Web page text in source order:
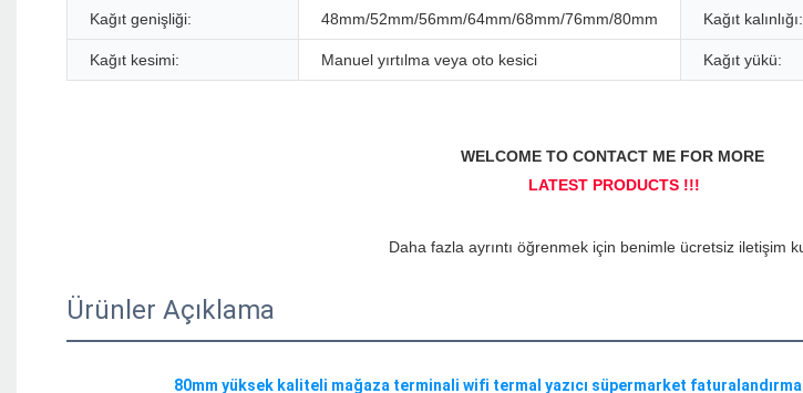
Kağıt genişliği: 48mm/52mm/56mm/64mm/68mm/76mm/80mm Kağıt kalınlığı:
Kağıt kesimi: Manuel yırtılma veya oto kesici Kağıt yükü:
Ürünler Açıklama